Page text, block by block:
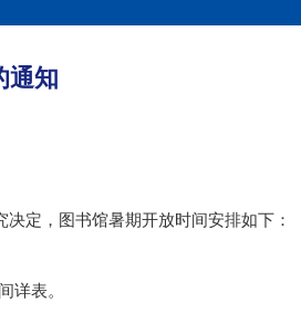
通知
定，图书馆暑期开放时间安排如下：
详表。